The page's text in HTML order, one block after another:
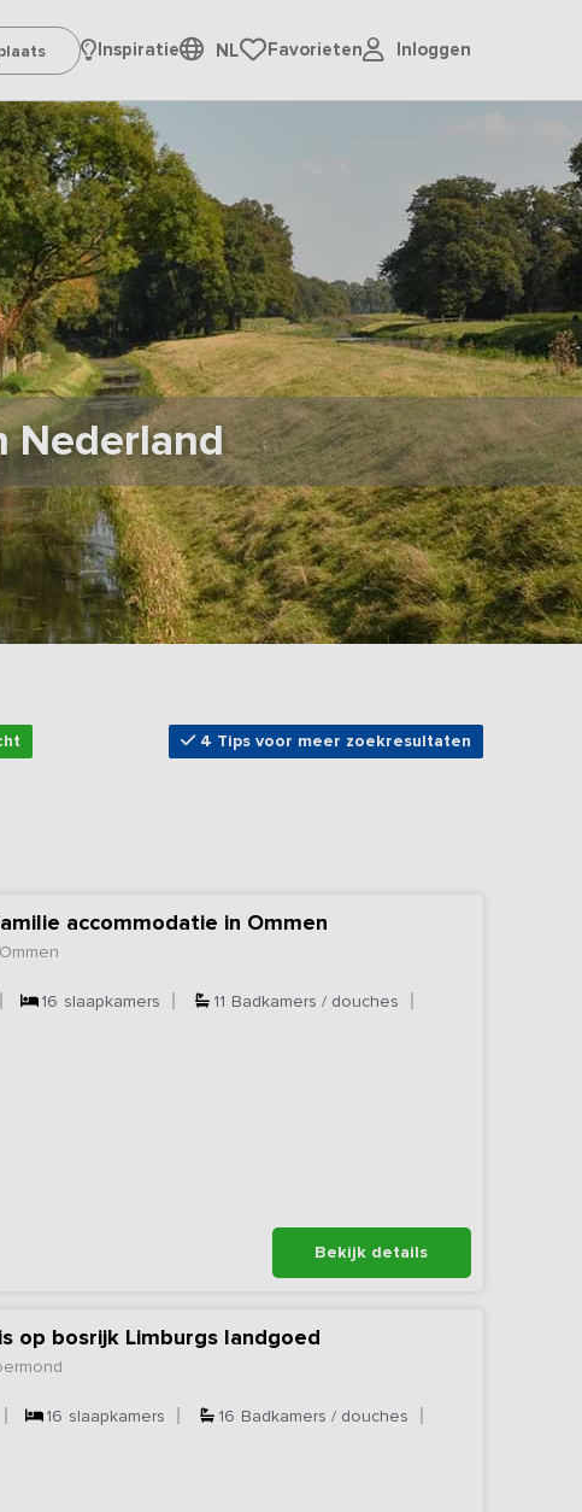
Inspiratie NL Favorieten Inloggen
Nederland
4 Tips voor meer zoekresultaten
accommodatie in Ommen
16 slaapkamers 11 Badkamers / douches
Bekijk details
op bosrijk Limburgs landgoed
16 slaapkamers 16 Badkamers / douches